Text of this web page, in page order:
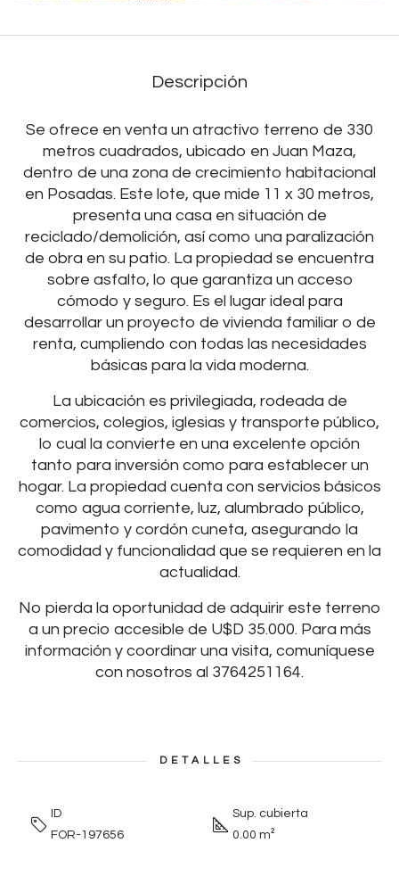
Descripción
Se ofrece en venta un atractivo terreno de 330
metros cuadrados, ubicado en Juan Maza,
dentro de una zona de crecimiento habitacional
en Posadas. Este lote, que mide 11 x 30 metros,
presenta una casa en situación de
reciclado/demolición, así como una paralización
de obra en su patio. La propiedad se encuentra
sobre asfalto, lo que garantiza un acceso
cómodo y seguro. Es el lugar ideal para
desarrollar un proyecto de vivienda familiar o de
renta, cumpliendo con todas las necesidades
básicas para la vida moderna.
La ubicación es privilegiada, rodeada de
comercios, colegios, iglesias y transporte público,
lo cual la convierte en una excelente opción
tanto para inversión como para establecer un
hogar. La propiedad cuenta con servicios básicos
como agua corriente, luz, alumbrado público,
pavimento y cordón cuneta, asegurando la
comodidad y funcionalidad que se requieren en la
actualidad.
No pierda la oportunidad de adquirir este terreno
a un precio accesible de U$D 35.000. Para más
información y coordinar una visita, comuníquese
con nosotros al 3764251164.
DETALLES
ID
FOR-197656
Sup. cubierta
0.00 m²